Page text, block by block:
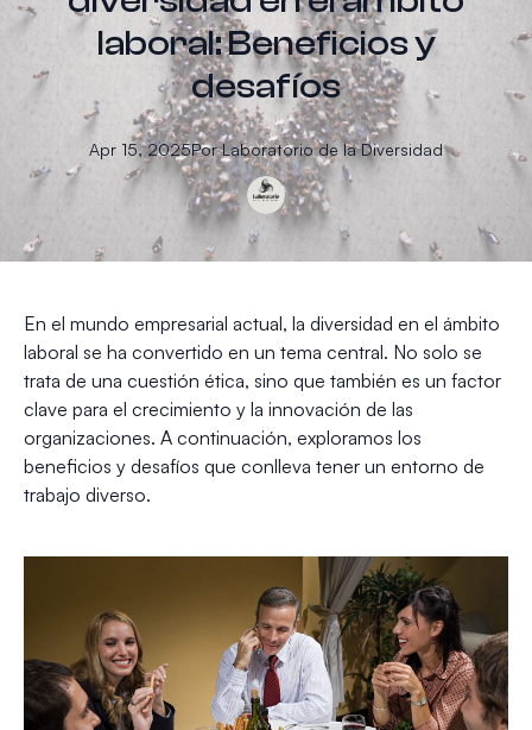
laboral: Beneficios y
desafíos
Apr 15, 2025Por Laboratorio de la Diversidad
En el mundo empresarial actual, la diversidad en el ámbito
laboral se ha convertido en un tema central. No solo se
trata de una cuestión ética, sino que también es un factor
clave para el crecimiento y la innovación de las
organizaciones. A continuación, exploramos los
beneficios y desafíos que conlleva tener un entorno de
trabajo diverso.